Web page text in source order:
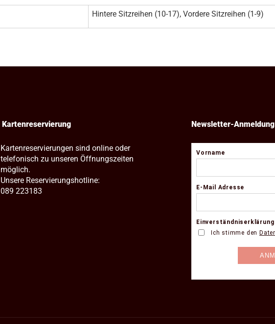
Hintere Sitzreihen (10-17), Vordere Sitzreihen (1-9)
Kartenreservierung
Kartenreservierungen sind online oder
telefonisch zu unseren Öffnungszeiten
möglich.
Unsere Reservierungshotline:
089 223183
Newsletter-Anmeldung